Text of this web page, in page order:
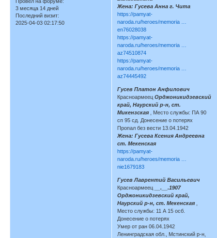
3 месяца 14 дней
Последний визит:
2025-04-03 02:17:50
Жена: Гусева Анна г. Чита
https://pamyat-
naroda.ru/heroes/memoria …
en76028038
https://pamyat-
naroda.ru/heroes/memoria …
az74510874
https://pamyat-
naroda.ru/heroes/memoria …
az74445492
Гусев Платон Анфилович
КрасноармеецОрджоникидзевский
край, Наурский р-н, ст.
Микензская, Место службы: ПА 90
сп 95 сд. Донесение о потерях
Пропал без вести 13.04.1942
Жена: Гусева Ксения Андреевна
ст. Мекенская
https://pamyat-
naroda.ru/heroes/memoria …
nie1679183
Гусев Лаврентий Васильевич
Красноармеец
__.__.1907
Орджоникидзевский край,
Наурский р-н, ст. Мекенская,
Место службы: 11 А 15 осб.
Донесение о потерях
Умер от ран 06.04.1942
Ленинградская обл., Мстинский р-н,